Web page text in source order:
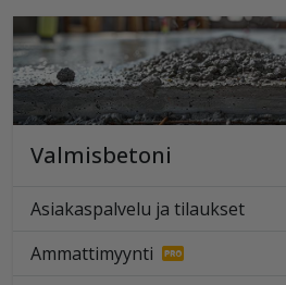
Valmisbetoni
Asiakaspalvelu ja tilaukset
Ammattimyynti